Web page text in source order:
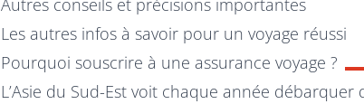
Autres conseils et précisions importantes
Les autres infos à savoir pour un voyage réussi
Pourquoi souscrire à une assurance voyage ?
L’Asie du Sud-Est voit chaque année